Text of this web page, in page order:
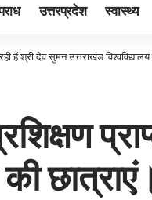
उत्तरप्रदेश स्वास्थ्य
हैं श्री देव सुमन उत्तराखंड